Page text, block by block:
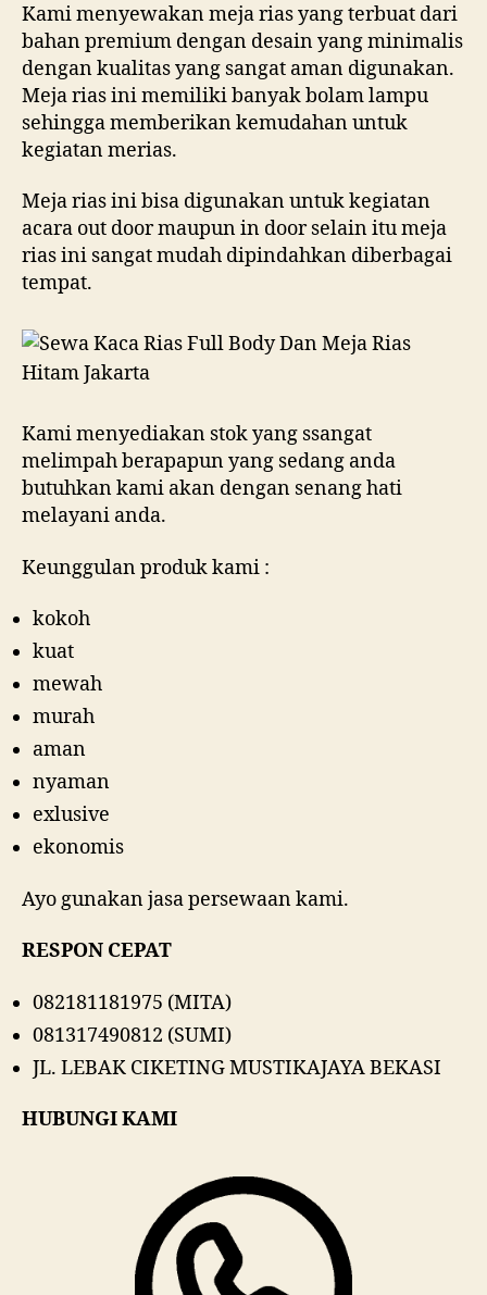
Kami menyewakan meja rias yang terbuat dari
bahan premium dengan desain yang minimalis
dengan kualitas yang sangat aman digunakan.
Meja rias ini memiliki banyak bolam lampu
sehingga memberikan kemudahan untuk
kegiatan merias.
Meja rias ini bisa digunakan untuk kegiatan
acara out door maupun in door selain itu meja
rias ini sangat mudah dipindahkan diberbagai
tempat.
Kami menyediakan stok yang ssangat
melimpah berapapun yang sedang anda
butuhkan kami akan dengan senang hati
melayani anda.
Keunggulan produk kami :
kokoh
kuat
mewah
murah
aman
nyaman
exlusive
ekonomis
Ayo gunakan jasa persewaan kami.
RESPON CEPAT
082181181975 (MITA)
081317490812 (SUMI)
JL. LEBAK CIKETING MUSTIKAJAYA BEKASI
HUBUNGI KAMI